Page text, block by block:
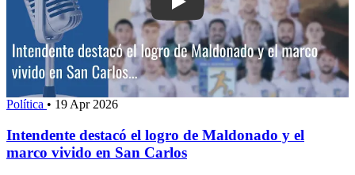
Play: Intendente destacó el logro de
Política • 19 Apr 2026
Intendente destacó el logro de Maldonado y el
marco vivido en San Carlos